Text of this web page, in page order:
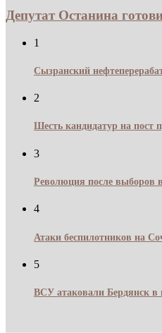
Депутат Останина
1
Сызранский
2
Шесть кандидатур на пост
3
Революция после выборов
4
Атаки беспилотников на
5
ВСУ атаковали Бердянск в